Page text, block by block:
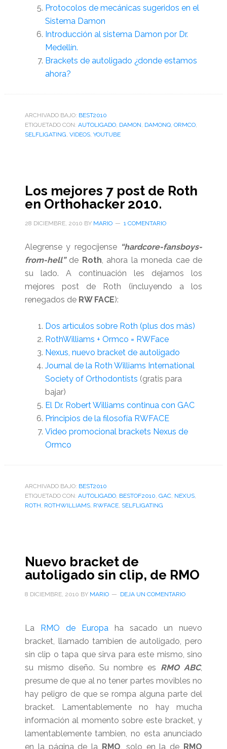
Protocolos de mecánicas sugeridos en el
Sistema Damon
Introducción al sistema Damon por Dr.
Medellín.
Brackets de autoligado ¿donde estamos
ahora?
ARCHIVADO BAJO: BEST2010
ETIQUETADO CON: AUTOLIGADO, DAMON, DAMONQ, ORMCO,
SELFLIGATING, VIDEOS, YOUTUBE
Los mejores 7 post de Roth
en Orthohacker 2010.
28 DICIEMBRE, 2010 BY MARIO 1 COMENTARIO
Alegrense y regocíjense“hardcore-fansboys-
from-hell”de Roth, ahora la moneda cae de
su lado. A continuación les dejamos los
mejores post de Roth (incluyendo a los
renegados deRW FACE):
Dos artìculos sobre Roth (plus dos màs)
RothWilliams + Ormco = RWFace
Nexus, nuevo bracket de autoligado
Journal de la Roth Williams International
Society of Orthodontists (gratis para
bajar)
El Dr. Robert Williams continua con GAC
Principios de la filosofía RWFACE
Video promocional brackets Nexus de
Ormco
ARCHIVADO BAJO: BEST2010
ETIQUETADO CON: AUTOLIGADO, BESTOF2010, GAC, NEXUS,
ROTH, ROTHWILLIAMS, RWFACE, SELFLIGATING
Nuevo bracket de
autoligado sin clip, de RMO
8 DICIEMBRE, 2010 BY MARIO DEJA UN COMENTARIO
La RMO de Europa ha sacado un nuevo
bracket, llamado tambien de autoligado, pero
sin clip o tapa que sirva para este mismo, sino
su mismo diseño. Su nombre es RMO ABC,
presume de que al no tener partes movibles no
hay peligro de que se rompa alguna parte del
bracket. Lamentablemente no hay mucha
información al momento sobre este bracket, y
lamentablemente tambien, no esta anunciado
en la página de la RMO, solo en la de RMO